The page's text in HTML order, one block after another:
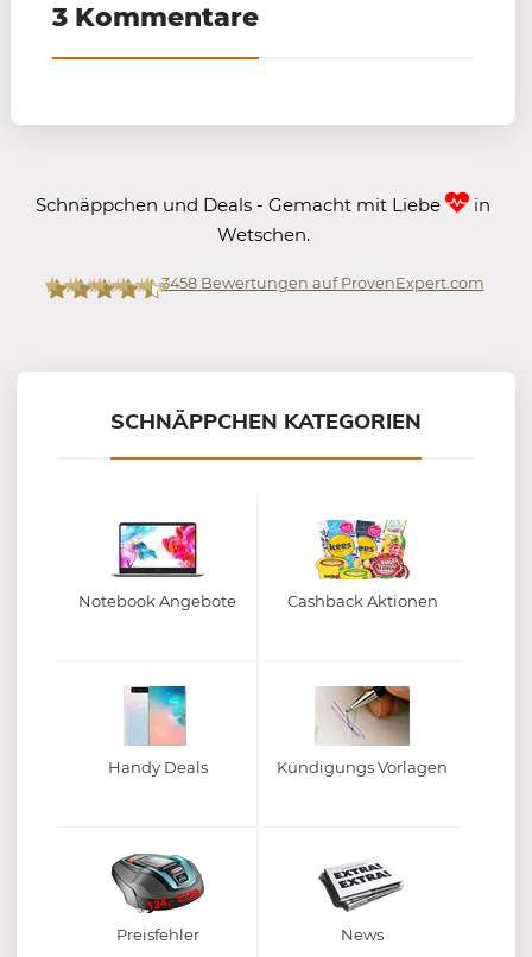
3 Kommentare
Schnäppchen und Deals - Gemacht mit Liebe
in
Wetschen.
3458Bewertungen auf ProvenExpert.com
SCHNÄPPCHEN KATEGORIEN
Notebook Angebote Cashback Aktionen
Handy Deals Kündigungs Vorlagen
Preisfehler News